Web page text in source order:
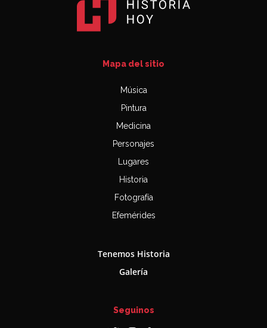
Mapa del sitio
Música
Pintura
Medicina
Personajes
Lugares
Historia
Fotografía
Efemérides
Tenemos Historia
Galería
Seguinos